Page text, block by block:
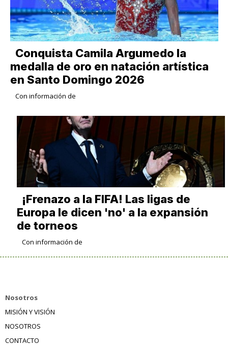
Conquista Camila Argumedo la
medalla de oro en natación artística
en Santo Domingo 2026
Con información de
¡Frenazo a la FIFA! Las ligas de
Europa le dicen 'no' a la expansión
de torneos
Con información de
Nosotros
MISIÓN Y VISIÓN
NOSOTROS
CONTACTO